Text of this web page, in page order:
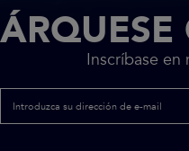
Inscríbase en